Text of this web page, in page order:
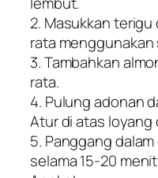
2. Masukkan
rata menggunakan
3. Tambahkan
rata.
4. Pulung adonan
Atur di atas loyang
5. Panggang
selama 15-20